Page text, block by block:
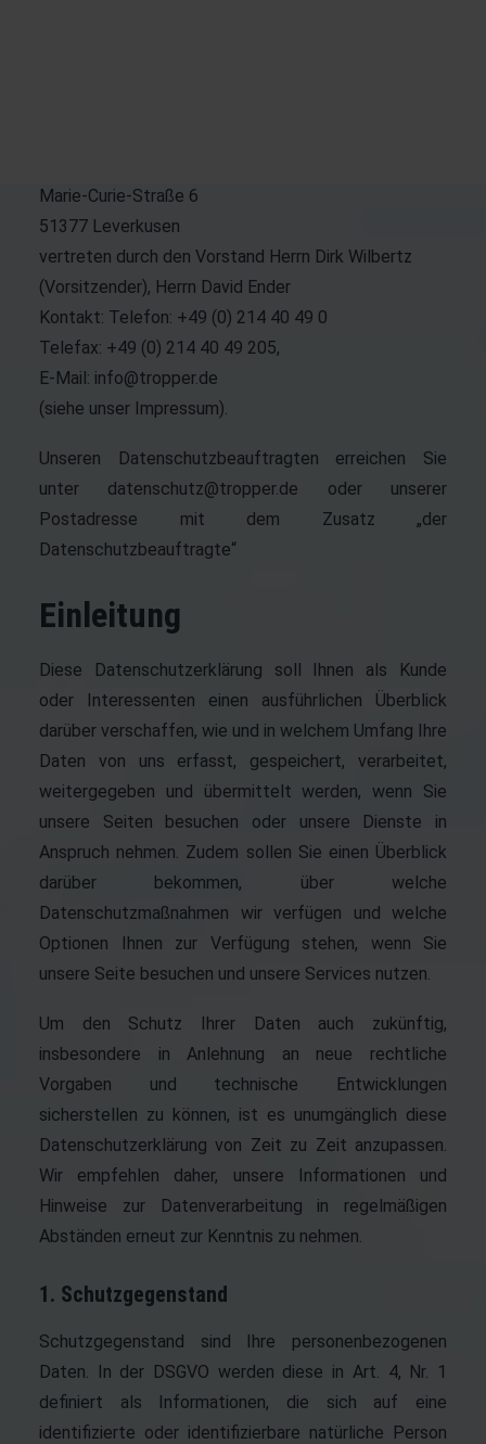
Marie-Curie-Straße 6
51377 Leverkusen
vertreten durch den Vorstand Herrn Dirk Wilbertz
(Vorsitzender), Herrn David Ender
Kontakt: Telefon: +49 (0) 214 40 49 0
Telefax: +49 (0) 214 40 49 205,
E-Mail: info@tropper.de
(siehe unser Impressum).
Unseren Datenschutzbeauftragten erreichen Sie
unter datenschutz@tropper.de oder unserer
Postadresse mit dem Zusatz „der
Datenschutzbeauftragte“
Einleitung
Diese Datenschutzerklärung soll Ihnen als Kunde
oder Interessenten einen ausführlichen Überblick
darüber verschaffen, wie und in welchem Umfang Ihre
Daten von uns erfasst, gespeichert, verarbeitet,
weitergegeben und übermittelt werden, wenn Sie
unsere Seiten besuchen oder unsere Dienste in
Anspruch nehmen. Zudem sollen Sie einen Überblick
darüber bekommen, über welche
Datenschutzmaßnahmen wir verfügen und welche
Optionen Ihnen zur Verfügung stehen, wenn Sie
unsere Seite besuchen und unsere Services nutzen.
Um den Schutz Ihrer Daten auch zukünftig,
insbesondere in Anlehnung an neue rechtliche
Vorgaben und technische Entwicklungen
sicherstellen zu können, ist es unumgänglich diese
Datenschutzerklärung von Zeit zu Zeit anzupassen.
Wir empfehlen daher, unsere Informationen und
Hinweise zur Datenverarbeitung in regelmäßigen
Abständen erneut zur Kenntnis zu nehmen.
1. Schutzgegenstand
Schutzgegenstand sind Ihre personenbezogenen
Daten. In der DSGVO werden diese in Art. 4, Nr. 1
definiert als Informationen, die sich auf eine
identifizierte oder identifizierbare natürliche Person